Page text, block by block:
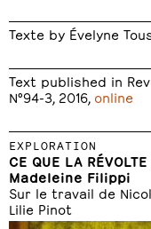
Texte by Évelyne
Text published in
N°94-3, 2016, online
EXPLORATION
CE QUE LA
Madeleine Filippi
Sur le travail de
Lilie Pinot